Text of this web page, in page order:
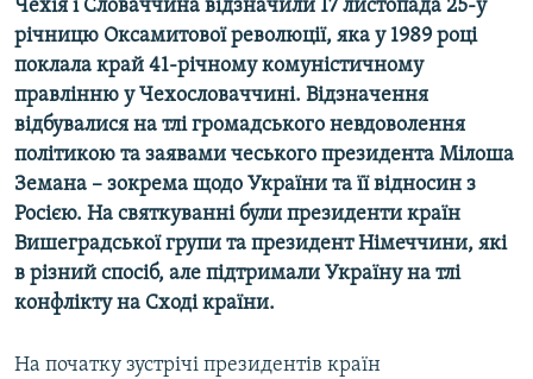
Усі сайти RFE/RL
Чехія і Словаччина відзначили 17 листопада 25-у
річницю Оксамитової революції, яка у 1989 році
поклала край 41-річному комуністичному
правлінню у Чехословаччині. Відзначення
відбувалися на тлі громадського невдоволення
політикою та заявами чеського президента Мілоша
Земана – зокрема щодо України та її відносин з
Росією. На святкуванні були президенти країн
Вишеградської групи та президент Німеччини, які
в різний спосіб, але підтримали Україну на тлі
конфлікту на Сході країни.
На початку зустрічі президентів країн